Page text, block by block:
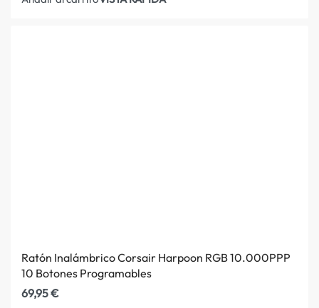
Ratón Inalámbrico Corsair Harpoon RGB 10.000PPP
10 Botones Programables
69,95€